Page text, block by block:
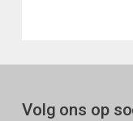
Volg ons op